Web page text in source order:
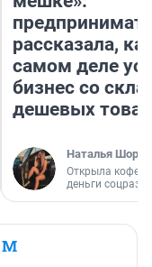
рассказала,
самом деле
бизнес со
дешевых
Наталья
Открыла
деньги